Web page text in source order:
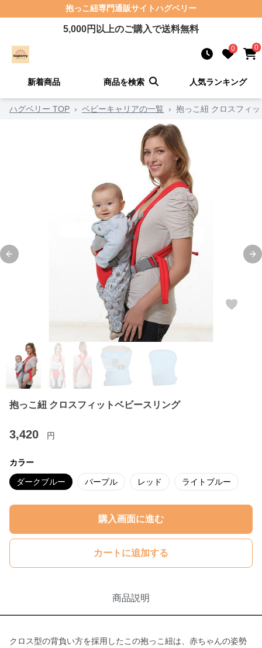
抱っこ紐専門通販サイトハグベリー
5,000円以上のご購入で送料無料
0 0
新着商品 商品を検索 人気ランキング
ハグベリー TOP › ベビーキャリアの一覧 › 抱っこ紐 クロスフィ
Previous slide
抱っこ紐 クロスフィットベビースリング
3,420 円
カラー
ダークブルー パープル レッド ライトブルー
購入画面に進む
カートに追加する
商品説明
クロス型の背負い方を採用したこの抱っこ紐は、赤ちゃんの姿勢